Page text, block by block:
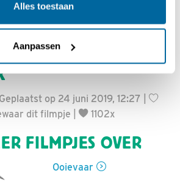
Alles toestaan
Aanpassen
DEEL DIT FILMPJE
voor het uitvliegen
op 24 juni 2019, 12:27 |
dit filmpje 1102x
FILMPJES OVER
Ooievaar